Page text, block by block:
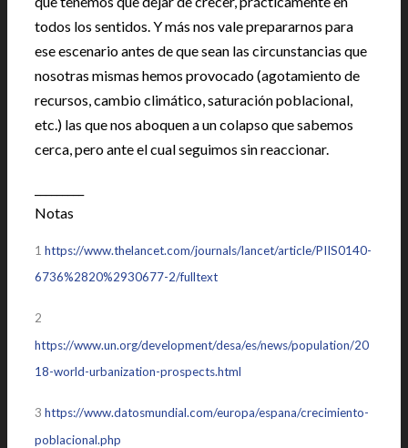
todos los sentidos. Y más nos vale prepararnos para
ese escenario antes de que sean las circunstancias que
nosotras mismas hemos provocado (agotamiento de
recursos, cambio climático, saturación poblacional,
etc.) las que nos aboquen a un colapso que sabemos
cerca, pero ante el cual seguimos sin reaccionar.
Notas
1 https://www.thelancet.com/journals/lancet/article/PIIS0140-
6736%2820%2930677-2/fulltext
2
https://www.un.org/development/desa/es/news/population/20
18-world-urbanization-prospects.html
3 https://www.datosmundial.com/europa/espana/crecimiento-
poblacional.php